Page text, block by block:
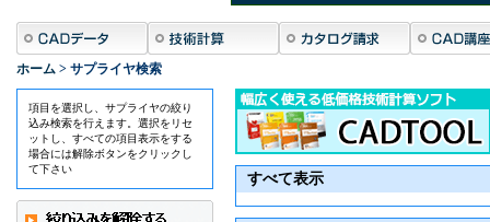
ホーム > サプライヤ検索
項目を選択し、サプライヤの絞り
込み検索を行えます。選択をリセ
ットし、すべての項目表示をする
場合には解除ボタンをクリックし
て下さい
すべて表示